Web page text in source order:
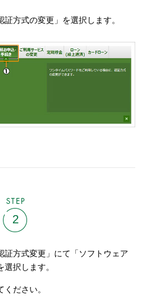
証方式の変更」を選択します。
2
証方式変更」にて「ソフトウェア
選択します。
ください。